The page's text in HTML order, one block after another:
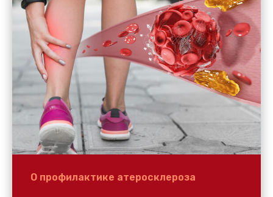
О профилактике атеросклероза